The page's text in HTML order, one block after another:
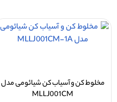
مخلوط کن و آسیاب کن شیائومی مدل
MLLJ001CM